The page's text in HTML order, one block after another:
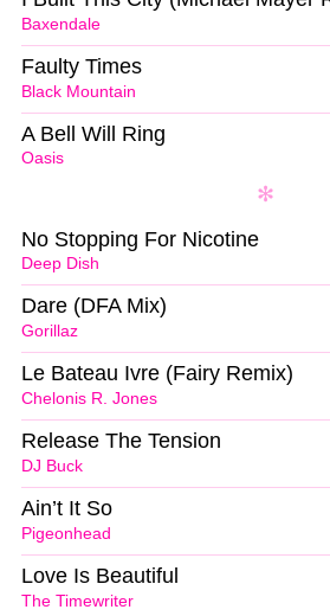
Baxendale
Black Mountain
Faulty Times
Oasis
A Bell Will Ring
Deep Dish
No Stopping For Nicotine
Gorillaz
Dare (DFA Mix)
Chelonis R. Jones
Le Bateau Ivre (Fairy Remix)
DJ Buck
Release The Tension
Pigeonhead
Ain’t It So
The Timewriter
Love Is Beautiful